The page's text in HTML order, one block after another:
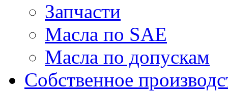
Запчасти
Масла по SAE
Масла по допускам
Собственное